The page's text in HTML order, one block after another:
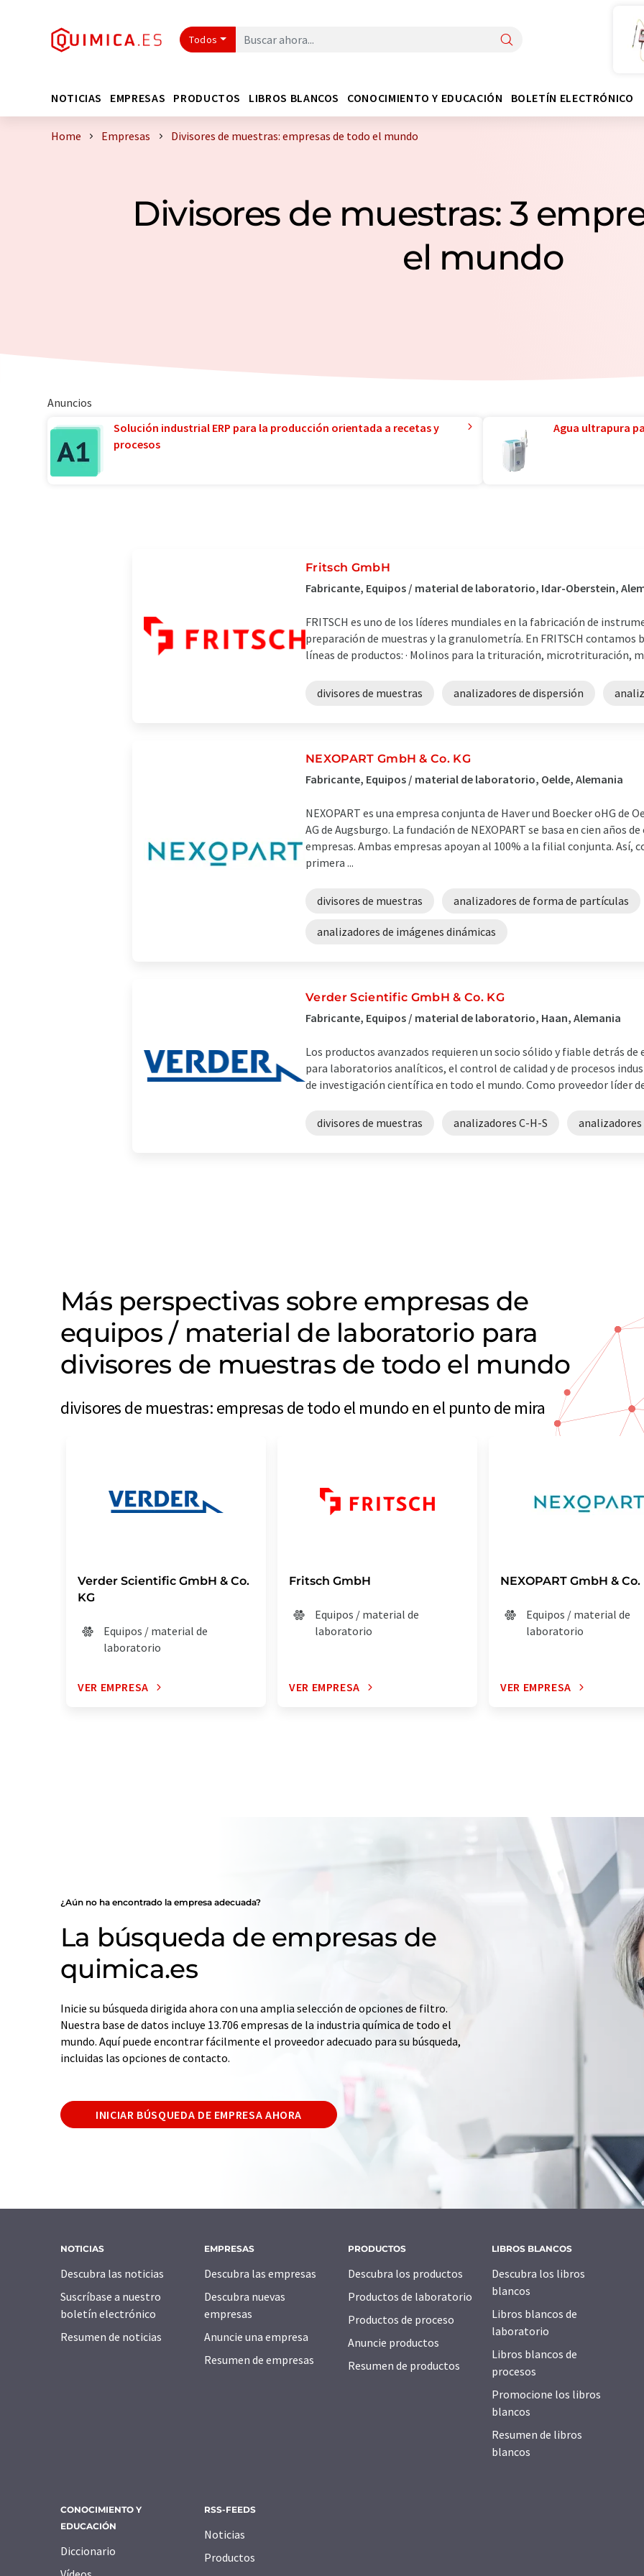
Todos
NOTICIAS EMPRESAS PRODUCTOS LIBROS BLANCOS CONOCIMIENTO Y EDUCACIÓN BOLETÍN ELECTRÓNICO
Home Empresas Divisores de muestras: empresas de todo el mundo
Divisores de muestras: 3
el mundo
Anuncios
Solución industrial ERP para la producción orientada a recetas y
procesos
Agua ultrapura
Fritsch GmbH
Fabricante, Equipos / material de laboratorio, Idar-Oberstein,
FRITSCH es uno de los líderes mundiales en la fabricación de
preparación de muestras y la granulometría. En FRITSCH contamos
líneas de productos: · Molinos para la trituración, microtrituración,
divisores de muestras analizadores de dispersión
NEXOPART GmbH & Co. KG
Fabricante, Equipos / material de laboratorio, Oelde, Alemania
NEXOPART es una empresa conjunta de Haver und Boecker oHG de
AG de Augsburgo. La fundación de NEXOPART se basa en cien años
empresas. Ambas empresas apoyan al 100% a la filial conjunta. Así,
primera ...
divisores de muestras analizadores de forma de partículas
analizadores de imágenes dinámicas
Verder Scientific GmbH & Co. KG
Fabricante, Equipos / material de laboratorio, Haan, Alemania
Los productos avanzados requieren un socio sólido y fiable detrás de
para laboratorios analíticos, el control de calidad y de procesos
de investigación científica en todo el mundo. Como proveedor líder
divisores de muestras analizadores C-H-S analizadores
Más perspectivas sobre empresas de
equipos / material de laboratorio para
divisores de muestras de todo el mundo
divisores de muestras: empresas de todo el mundo en el punto de mira
Verder Scientific GmbH & Co.
KG
Equipos / material de
laboratorio
VER EMPRESA
Fritsch GmbH
Equipos / material de
laboratorio
VER EMPRESA
NEXOPART GmbH & Co.
Equipos / material de
laboratorio
VER EMPRESA
¿Aún no ha encontrado la empresa adecuada?
La búsqueda de empresas de
quimica.es
Inicie su búsqueda dirigida ahora con una amplia selección de opciones de filtro.
Nuestra base de datos incluye 13.706 empresas de la industria química de todo el
mundo. Aquí puede encontrar fácilmente el proveedor adecuado para su búsqueda,
incluidas las opciones de contacto.
INICIAR BÚSQUEDA DE EMPRESA AHORA
NOTICIAS
Descubra las noticias
Suscríbase a nuestro
boletín electrónico
Resumen de noticias
EMPRESAS
Descubra las empresas
Descubra nuevas
empresas
Anuncie una empresa
Resumen de empresas
PRODUCTOS
Descubra los productos
Productos de laboratorio
Productos de proceso
Anuncie productos
Resumen de productos
LIBROS BLANCOS
Descubra los libros
blancos
Libros blancos de
laboratorio
Libros blancos de
procesos
Promocione los libros
blancos
Resumen de libros
blancos
CONOCIMIENTO Y
EDUCACIÓN
Diccionario
RSS-FEEDS
Noticias
Productos